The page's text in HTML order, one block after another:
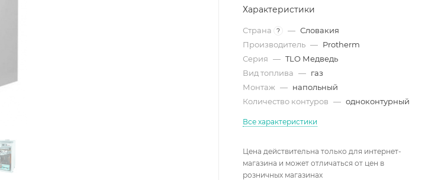
Характеристики
Страна ? — Словакия
Производитель — Protherm
Серия — TLO Медведь
Вид топлива — газ
Монтаж — напольный
Количество контуров — одноконтурный
Все характеристики
Цена действительна только для интернет-
магазина и может отличаться от цен в
розничных магазинах